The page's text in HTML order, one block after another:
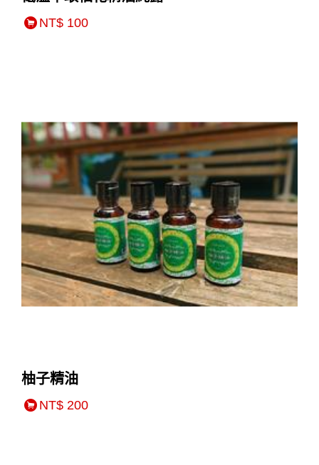
NT$ 100
柚子精油
NT$ 200